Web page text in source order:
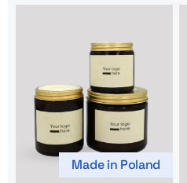
Made in Poland